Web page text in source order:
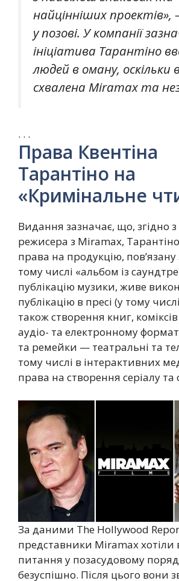
найцінніших
у позові. У компанії
ініціатива Тарантіно
людей в оману, оскільки
схвалена Miramax та
. . .
Права Квентіна
Тарантіно на
«Кримінальне
Видання зазначає, що, згідно
режисера з Miramax, Тарантіно
права на продукцію,
тому числі «альбом із
публікацію музики, живе
публікацію в пресі (у тому
також створення книг,
аудіо- та електронному
та ремейки — театральні та
тому числі в інтерактивних
права на створення серіалу та
За даними The Hollywood
представники Miramax
питання у позасудовому
безуспішно. Після цього вони